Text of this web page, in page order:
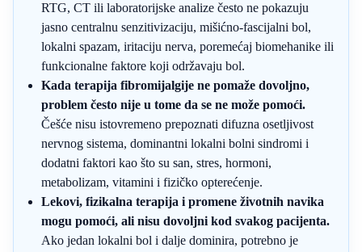
RTG, CT ili laboratorijske analize često ne pokazuju
jasno centralnu senzitivizaciju, mišićno-fascijalni bol,
lokalni spazam, iritaciju nerva, poremećaj biomehanike ili
funkcionalne faktore koji održavaju bol.
Kada terapija fibromijalgije ne pomaže dovoljno,
problem često nije u tome da se ne može pomoći.
Češće nisu istovremeno prepoznati difuzna osetljivost
nervnog sistema, dominantni lokalni bolni sindromi i
dodatni faktori kao što su san, stres, hormoni,
metabolizam, vitamini i fizičko opterećenje.
Lekovi, fizikalna terapija i promene životnih navika
mogu pomoći, ali nisu dovoljni kod svakog pacijenta.
Ako jedan lokalni bol i dalje dominira, potrebno je